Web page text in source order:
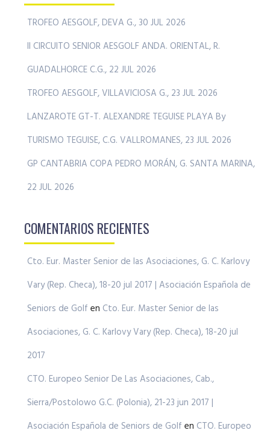
TROFEO AESGOLF, DEVA G., 30 JUL 2026
II CIRCUITO SENIOR AESGOLF ANDA. ORIENTAL, R.
GUADALHORCE C.G., 22 JUL 2026
TROFEO AESGOLF, VILLAVICIOSA G., 23 JUL 2026
LANZAROTE GT-T. ALEXANDRE TEGUISE PLAYA By
TURISMO TEGUISE, C.G. VALLROMANES, 23 JUL 2026
GP CANTABRIA COPA PEDRO MORÁN, G. SANTA MARINA,
22 JUL 2026
COMENTARIOS RECIENTES
Cto. Eur. Master Senior de las Asociaciones, G. C. Karlovy
Vary (Rep. Checa), 18-20 jul 2017 | Asociación Española de
Seniors de Golf en Cto. Eur. Master Senior de las
Asociaciones, G. C. Karlovy Vary (Rep. Checa), 18-20 jul
2017
CTO. Europeo Senior De Las Asociaciones, Cab.,
Sierra/Postolowo G.C. (Polonia), 21-23 jun 2017 |
Asociación Española de Seniors de Golf en CTO. Europeo